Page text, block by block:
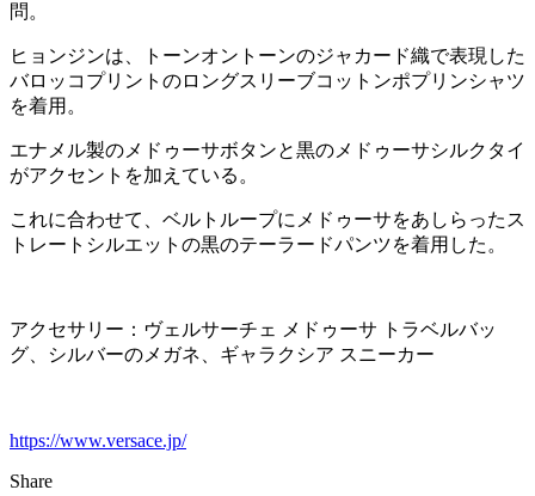
問。
ヒョンジンは、トーンオントーンのジャカード織で表現した
バロッコプリントのロングスリーブコットンポプリンシャツ
を着用。
エナメル製のメドゥーサボタンと黒のメドゥーサシルクタイ
がアクセントを加えている。
これに合わせて、ベルトループにメドゥーサをあしらったス
トレートシルエットの黒のテーラードパンツを着用した。
アクセサリー：ヴェルサーチェ メドゥーサ トラベルバッ
グ、シルバーのメガネ、ギャラクシア スニーカー
https://www.versace.jp/
Share